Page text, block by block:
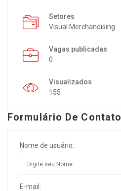
Setores
Visual Merchandising
Vagas publicadas
0
Visualizados
155
Formulário De Contato
Nome de usuário:
E-mail: